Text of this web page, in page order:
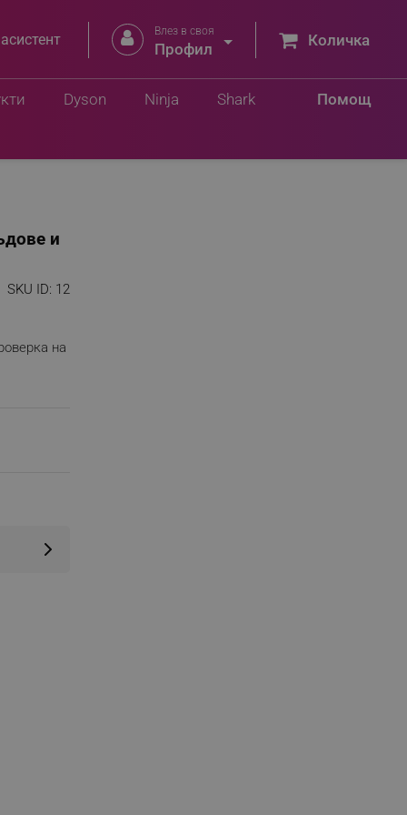
 Влез в своя
Профил  Количка
Помощ
Dyson Ninja Shark
и
SKU ID: 12
на